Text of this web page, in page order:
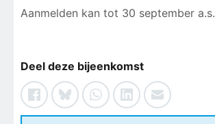
Aanmelden kan tot 30 september a.s.
Deel deze bijeenkomst